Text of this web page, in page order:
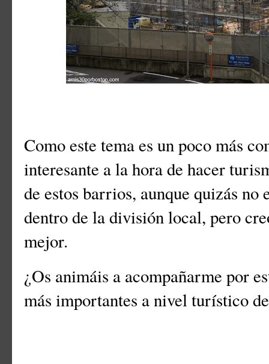
Como este tema es un poco más
interesante a la hora de hacer
de estos barrios, aunque quizás no
dentro de la división local, pero
mejor.
¿Os animáis a acompañarme por
más importantes a nivel turístico